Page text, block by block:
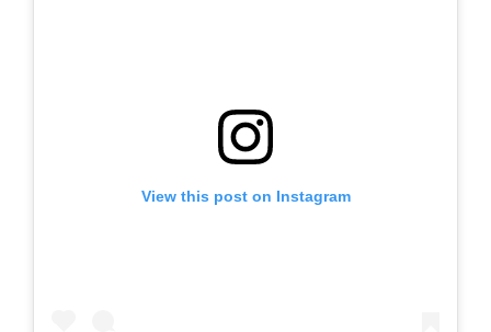
View this post on Instagram